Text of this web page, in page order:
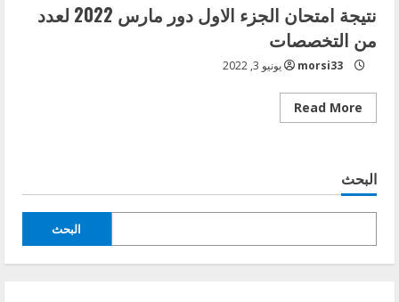
نتيجة امتحان الجزء الاول دور مارس 2022 لعدد
من التخصصات
morsi33 يونيو 3, 2022
Read More
Read
more
دور
من
البحث
البحث